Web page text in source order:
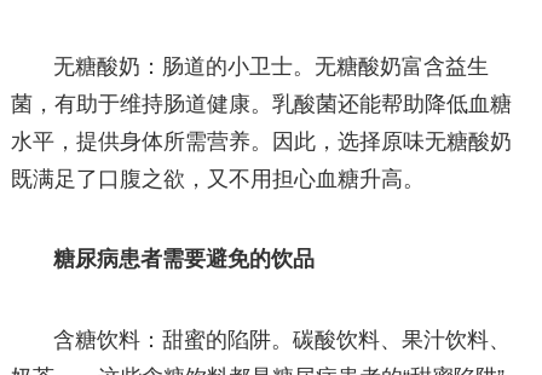
无糖酸奶：肠道的小卫士。无糖酸奶富含益生
菌，有助于维持肠道健康。乳酸菌还能帮助降低血糖
水平，提供身体所需营养。因此，选择原味无糖酸奶
既满足了口腹之欲，又不用担心血糖升高。
糖尿病患者需要避免的饮品
含糖饮料：甜蜜的陷阱。碳酸饮料、果汁饮料、